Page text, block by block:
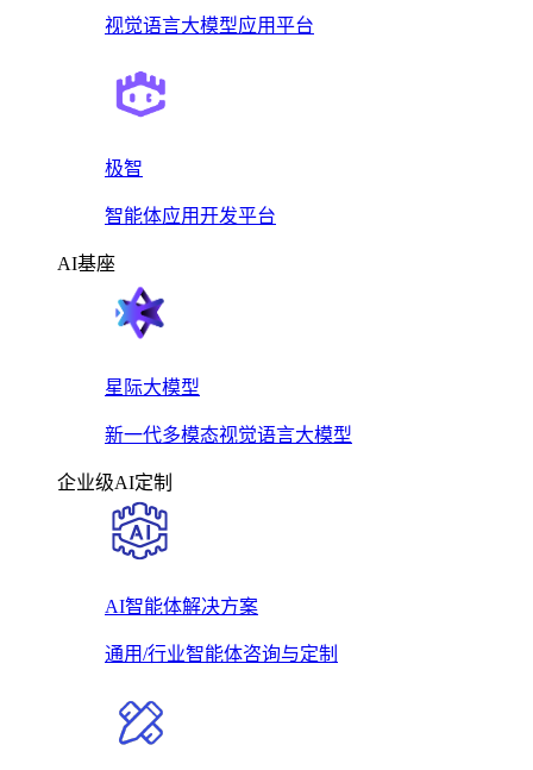
视觉语言大模型应用平台
极智
智能体应用开发平台
AI基座
星际大模型
新一代多模态视觉语言大模型
企业级AI定制
AI智能体解决方案
通用/行业智能体咨询与定制